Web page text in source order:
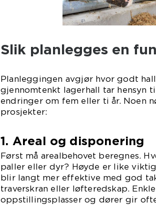
Slik planlegges en
Planleggingen avgjør hvor godt
gjennomtenkt lagerhall tar hensyn
endringer om fem eller ti år. Noen
prosjekter:
1. Areal og disponering
Først må arealbehovet beregnes.
paller eller dyr? Høyde er like
blir langt mer effektive med god
traverskran eller løfteredskap.
oppstillingsplasser og dører gir